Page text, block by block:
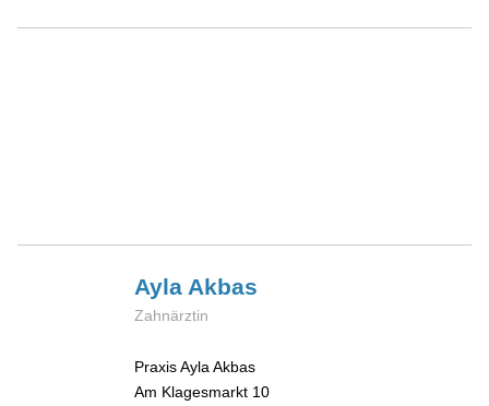
Ayla Akbas
Zahnärztin
Praxis Ayla Akbas
Am Klagesmarkt 10